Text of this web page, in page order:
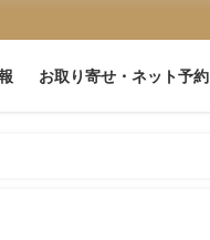
お取り寄せ・ネット予約